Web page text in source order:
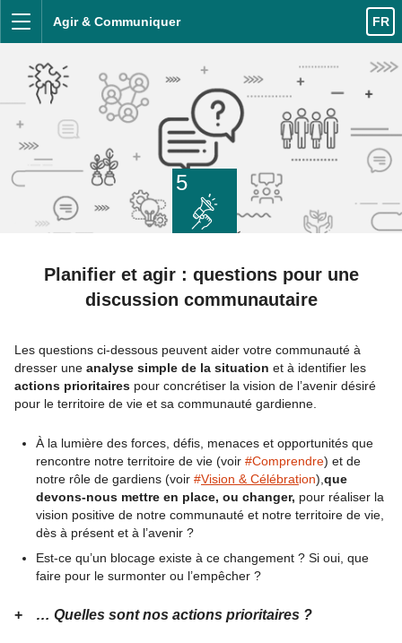
Agir & Communiquer FR
5
Planifier et agir : questions pour une
discussion communautaire
Les questions ci-dessous peuvent aider votre communauté à
dresser une analyse simple de la situation et à identifier les
actions prioritaires pour concrétiser la vision de l’avenir désiré
pour le territoire de vie et sa communauté gardienne.
À la lumière des forces, défis, menaces et opportunités que
rencontre notre territoire de vie (voir #Comprendre) et de
notre rôle de gardiens (voir #Vision & Célébration), que
devons-nous mettre en place, ou changer, pour réaliser la
vision positive de notre communauté et notre territoire de vie,
dès à présent et à l’avenir ?
Est-ce qu’un blocage existe à ce changement ? Si oui, que
faire pour le surmonter ou l’empêcher ?
… Quelles sont nos actions prioritaires ?